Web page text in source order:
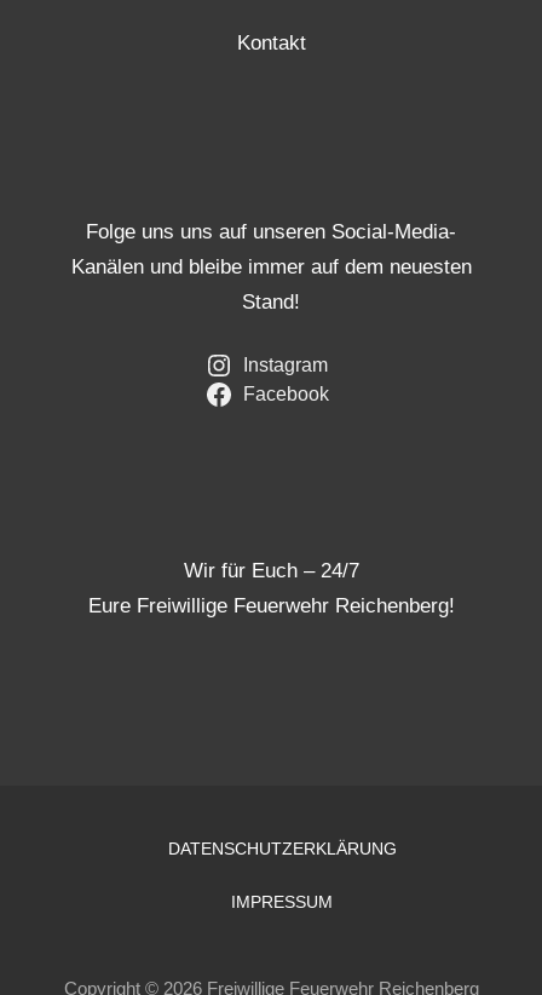
Kontakt
Folge uns uns auf unseren Social-Media-
Kanälen und bleibe immer auf dem neuesten
Stand!
Instagram
Facebook
Wir für Euch – 24/7
Eure Freiwillige Feuerwehr Reichenberg!
DATENSCHUTZERKLÄRUNG
IMPRESSUM
Copyright © 2026 Freiwillige Feuerwehr Reichenberg